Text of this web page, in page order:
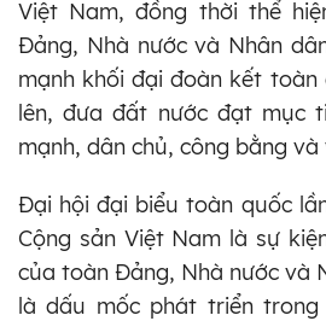
Việt Nam, đồng thời thể
Đảng, Nhà nước và Nhân
mạnh khối đại đoàn kết
lên, đưa đất nước đạt mục
mạnh, dân chủ, công bằng và
Đại hội đại biểu toàn quốc
Cộng sản Việt Nam là sự
của toàn Đảng, Nhà nước và
là dấu mốc phát triển